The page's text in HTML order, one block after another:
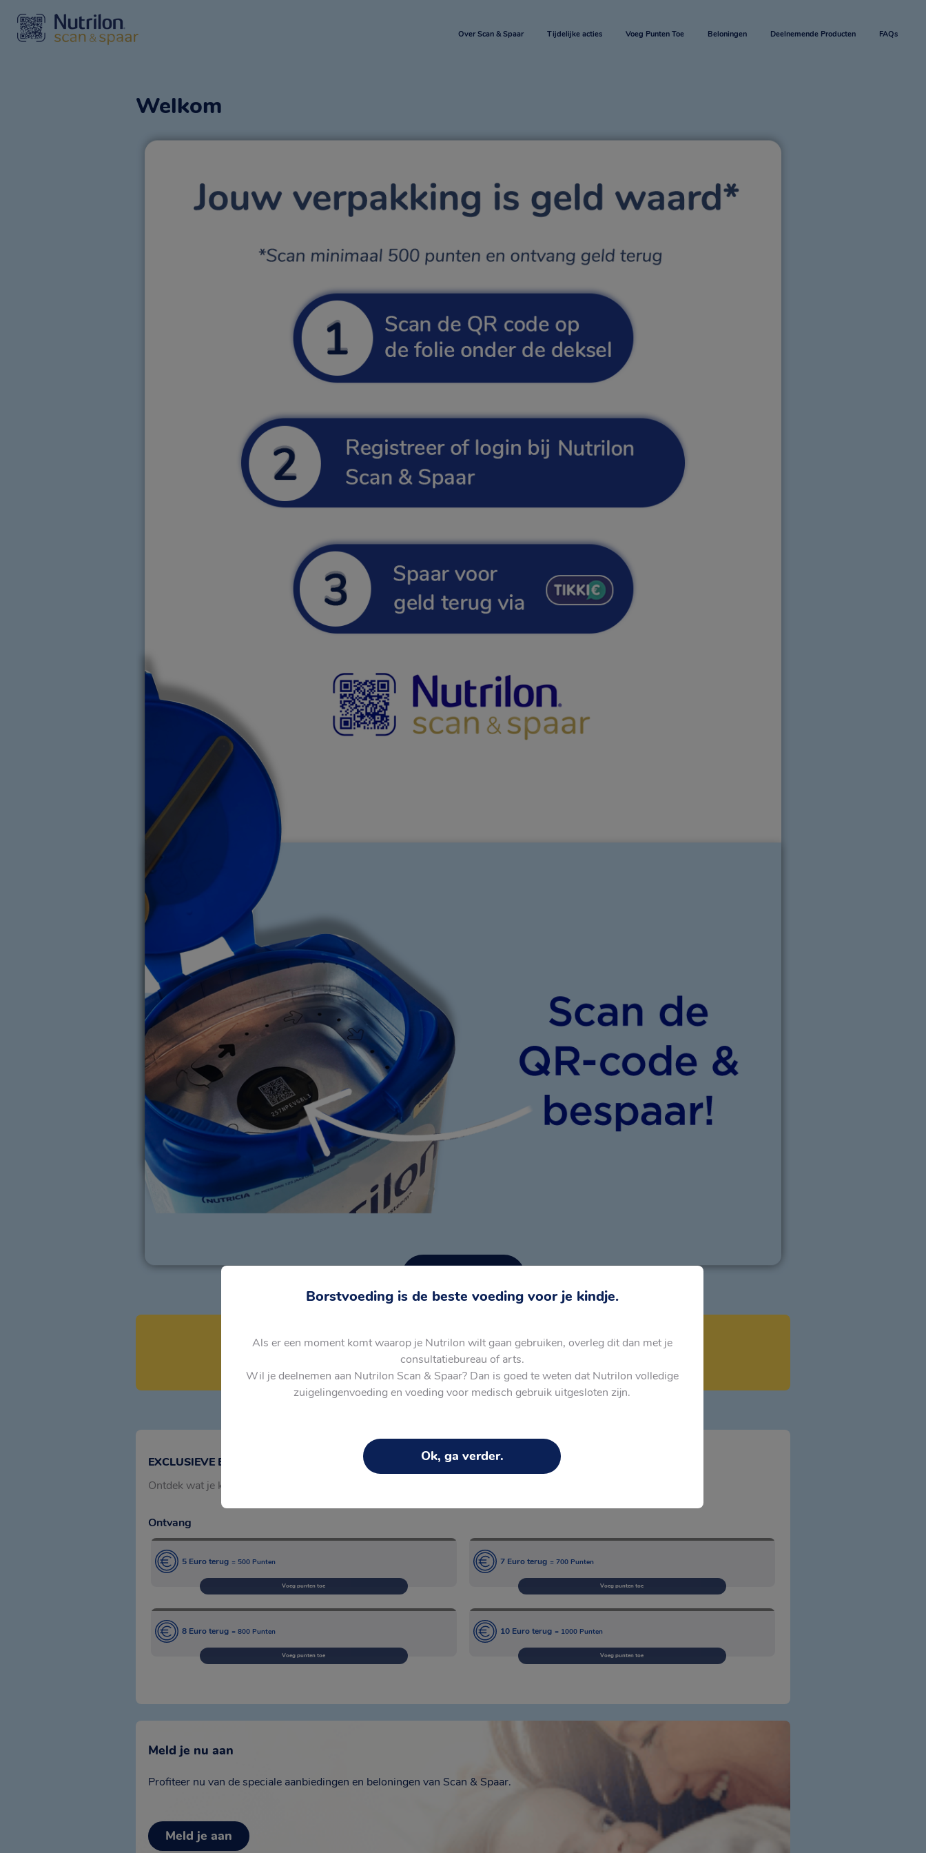
Over Scan & Spaar Tijdelijke acties Voeg Punten Toe Beloningen Deelnemende Producten FAQs
Welkom
Je hebt 0 Punten
Voeg punten toe
EXCLUSIEVE BELONINGEN
Ontdek wat je kunt doen met je punten.
Ontvang
5 Euro terug = 500 Punten
Voeg punten toe
7 Euro terug = 700 Punten
Voeg punten toe
8 Euro terug = 800 Punten
Voeg punten toe
10 Euro terug = 1000 Punten
Voeg punten toe
Meld je nu aan
Profiteer nu van de speciale aanbiedingen en beloningen van Scan & Spaar.
Meld je aan
Borstvoeding is de beste voeding voor je kindje.
Als er een moment komt waarop je Nutrilon wilt gaan gebruiken, overleg dit dan met je
consultatiebureau of arts.
Wil je deelnemen aan Nutrilon Scan & Spaar? Dan is goed te weten dat Nutrilon volledige
zuigelingenvoeding en voeding voor medisch gebruik uitgesloten zijn.
Ok, ga verder.